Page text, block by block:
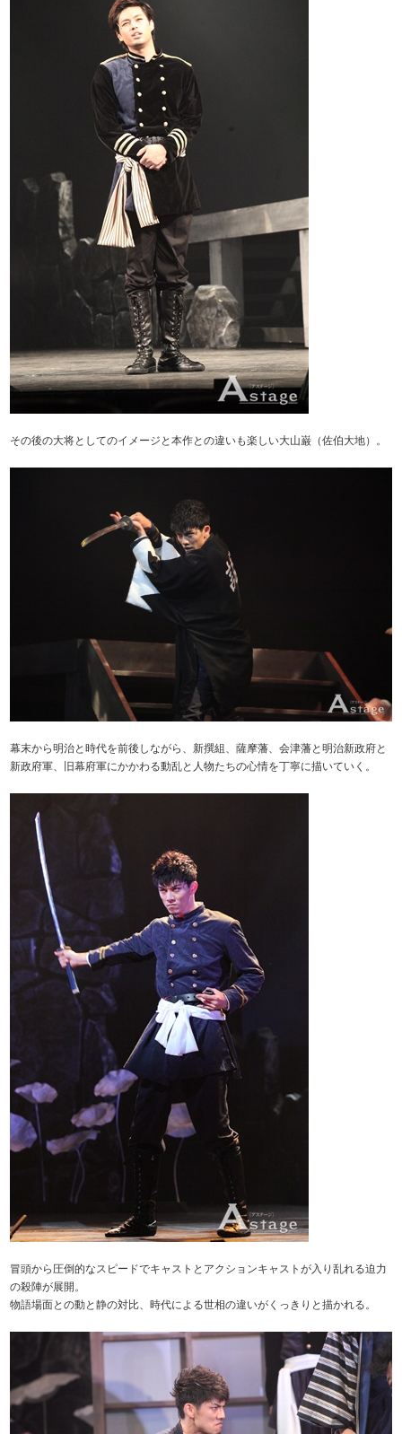
その後の大将としてのイメージと本作との違いも楽しい大山巌（佐伯大地）。
幕末から明治と時代を前後しながら、新撰組、薩摩藩、会津藩と明治新政府と
新政府軍、旧幕府軍にかかわる動乱と人物たちの心情を丁寧に描いていく。
冒頭から圧倒的なスピードでキャストとアクションキャストが入り乱れる迫力
の殺陣が展開。
物語場面との動と静の対比、時代による世相の違いがくっきりと描かれる。